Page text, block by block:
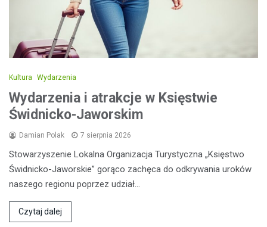
Kultura Wydarzenia
Wydarzenia i atrakcje w Księstwie
Świdnicko-Jaworskim
Damian Polak 7 sierpnia 2026
Stowarzyszenie Lokalna Organizacja Turystyczna „Księstwo
Świdnicko-Jaworskie” gorąco zachęca do odkrywania uroków
naszego regionu poprzez udział…
Czytaj dalej